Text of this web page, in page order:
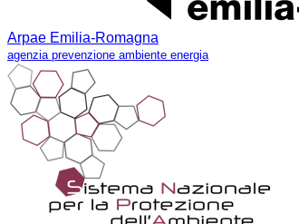
Arpae Emilia-Romagna
agenzia prevenzione ambiente energia